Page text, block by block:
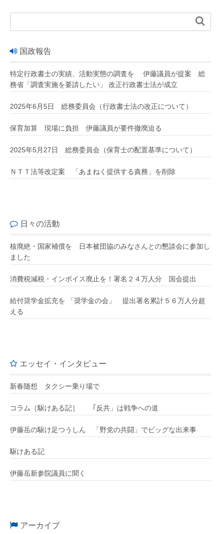

国政報告
特定行政書士の実績、活動実態の調査を 伊藤議員が提案 総
務省「調査実施を要請したい」 改正行政書士法が成立
2025年6月5日 総務委員会（行政書士法の改正について）
保育加算 現場に負担 伊藤議員が要件撤廃迫る
2025年5月27日 総務委員会（保育士の配置基準について）
ＮＴＴ法等改定案 「あまねく提供する責務」を削除
日々の活動
核廃絶・国家補償を 日本被団協のみなさんとの懇談会に参加し
ました
消費税減税・インボイス廃止を！署名２４万人分 国会提出
給付奨学金拡充を 「奨学金の会」 提出署名累計５６万人分超
える
エッセイ・インタビュー
新春随想 タクシー乗り場で
コラム［駆けある記］ ｢反共」は戦争への道
伊藤岳の駆け足つうしん 「野党の共闘」でビッグな出来事
駆けある記
伊藤岳新参院議員に聞く
アーカイブ